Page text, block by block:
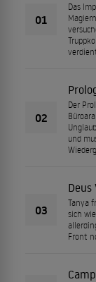
01
Das
02
Der
und
03
Deus
Tanya
sich
Front